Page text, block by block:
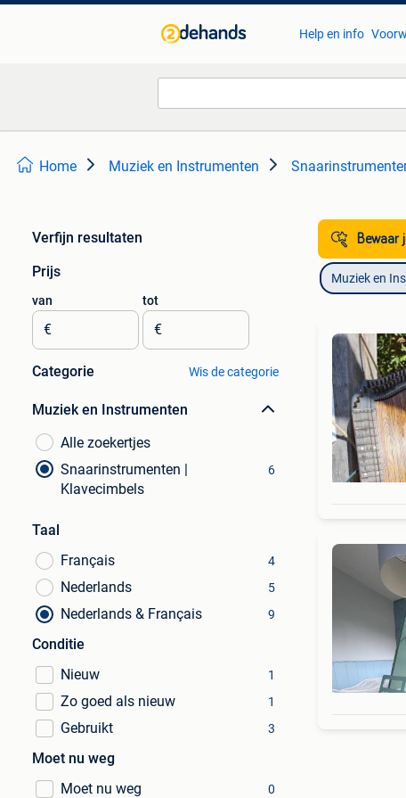
Help en info
Home Muziek en Instrumenten
Verfijn resultaten
Prijs
van
€
tot
€
Categorie Wis de categorie
Muziek en Instrumenten
Alle zoekertjes
Snaarinstrumenten |
Klavecimbels
6
Taal
Français
4
Nederlands 5
Nederlands & Français 9
Conditie
Nieuw
1
Zo goed als nieuw 1
Gebruikt 3
Moet nu weg
Moet nu weg
0
Bewaar
Muziek en